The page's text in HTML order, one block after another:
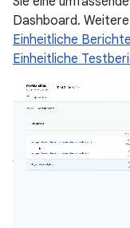
Dashboard.
Einheitliche
Einheitliche